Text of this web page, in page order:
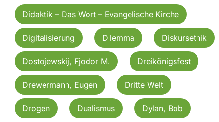
Didaktik – Das Wort – Evangelische Kirche
Digitalisierung Dilemma Diskursethik
Dostojewskij, Fjodor M. Dreikönigsfest
Drewermann, Eugen Dritte Welt
Drogen Dualismus Dylan, Bob